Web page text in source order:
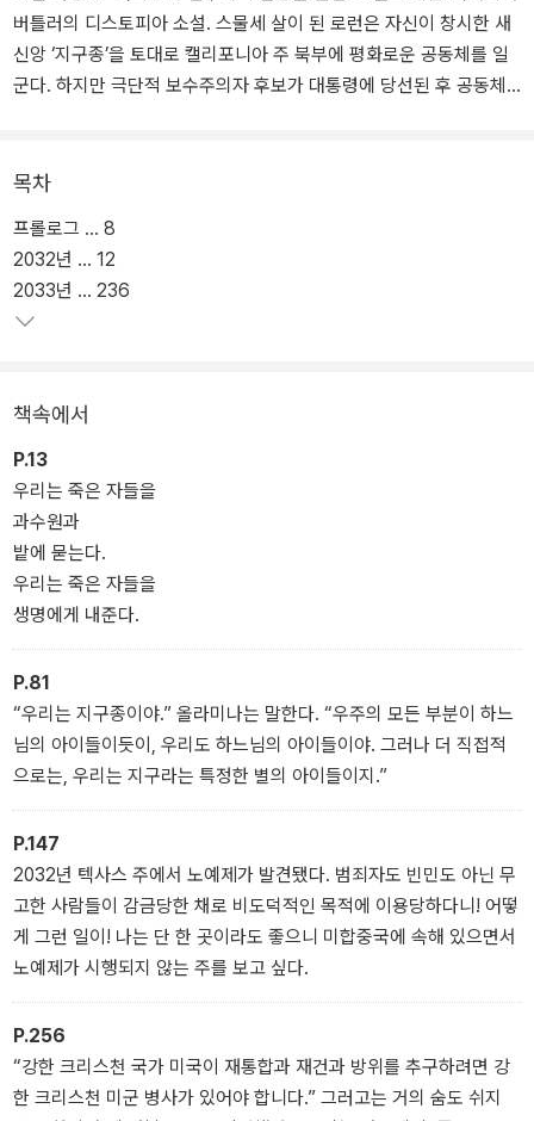
버틀러의 디스토피아 소설. 스물세 살이 된 로런은 자신이 창시한 새
신앙 ‘지구종’을 토대로 캘리포니아 주 북부에 평화로운 공동체를 일
군다. 하지만 극단적 보수주의자 후보가 대통령에 당선된 후 공동체
아 있다. 제목에서부터 알 수 있듯, 버틀러는 성경의 인용과 비유를 작
품 적재적소에 배치해두었다. 변화를 중요시하는 지구종의 사상은 불
교와 일면 비슷한 부분이 있으며, 작중 로런이 쓴 시는 《도덕경》의 형
식을 차용한 것이다.
앙에서 유래했다. 오야는 영리하면서도 위협적인 나이저 강의 여성
신인데, 버틀러는 이 신의 특성을 로런에게 녹였다고 설명한다. 풍성
한 은유로 가득한 이 작품은 오늘날의 우화가 되기에 충분하다.
목차
프롤로그 … 8
2032년 … 12
2033년 … 236
책속에서
P.13
우리는 죽은 자들을
과수원과
밭에 묻는다.
우리는 죽은 자들을
생명에게 내준다.
P.81
“우리는 지구종이야.” 올라미나는 말한다. “우주의 모든 부분이 하느
님의 아이들이듯이, 우리도 하느님의 아이들이야. 그러나 더 직접적
으로는, 우리는 지구라는 특정한 별의 아이들이지.”
P.147
2032년 텍사스 주에서 노예제가 발견됐다. 범죄자도 빈민도 아닌 무
고한 사람들이 감금당한 채로 비도덕적인 목적에 이용당하다니! 어떻
게 그런 일이! 나는 단 한 곳이라도 좋으니 미합중국에 속해 있으면서
노예제가 시행되지 않는 주를 보고 싶다.
P.256
“강한 크리스천 국가 미국이 재통합과 재건과 방위를 추구하려면 강
한 크리스천 미군 병사가 있어야 합니다.” 그러고는 거의 숨도 쉬지